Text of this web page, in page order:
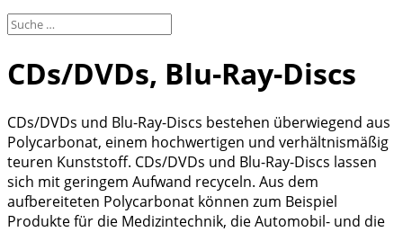
CDs/DVDs, Blu-Ray-Discs
CDs/DVDs und Blu-Ray-Discs bestehen überwiegend aus
Polycarbonat, einem hochwertigen und verhältnismäßig
teuren Kunststoff. CDs/DVDs und Blu-Ray-Discs lassen
sich mit geringem Aufwand recyceln. Aus dem
aufbereiteten Polycarbonat können zum Beispiel
Produkte für die Medizintechnik, die Automobil- und die